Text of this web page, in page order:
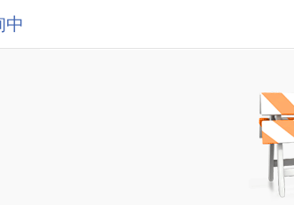
中